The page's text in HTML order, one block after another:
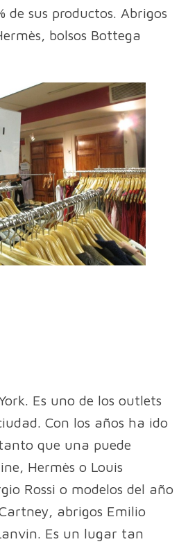
de sus productos. Abrigos
bolsos Bottega
Es uno de los outlets
Con los años ha ido
que una puede
Hermès o Louis
Rossi o modelos del año
abrigos Emilio
Es un lugar tan